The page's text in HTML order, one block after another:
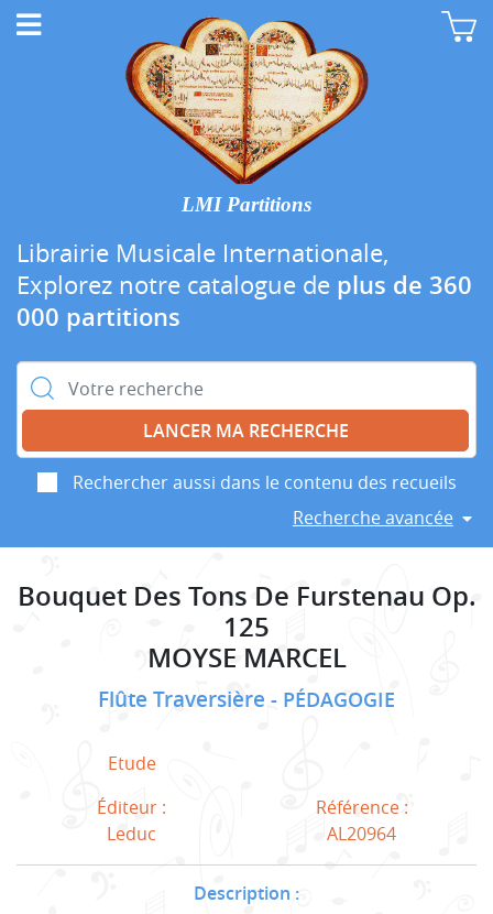
LMI Partitions
Librairie Musicale Internationale,
Explorez notre catalogue de plus de 360
000 partitions
Rechercher :
Rechercher aussi dans le contenu des recueils
Recherche avancée
Bouquet Des Tons De Furstenau Op.
125
MOYSE MARCEL
Flûte Traversière PÉDAGOGIE
Etude
Éditeur :
Leduc
Référence :
AL20964
Description :